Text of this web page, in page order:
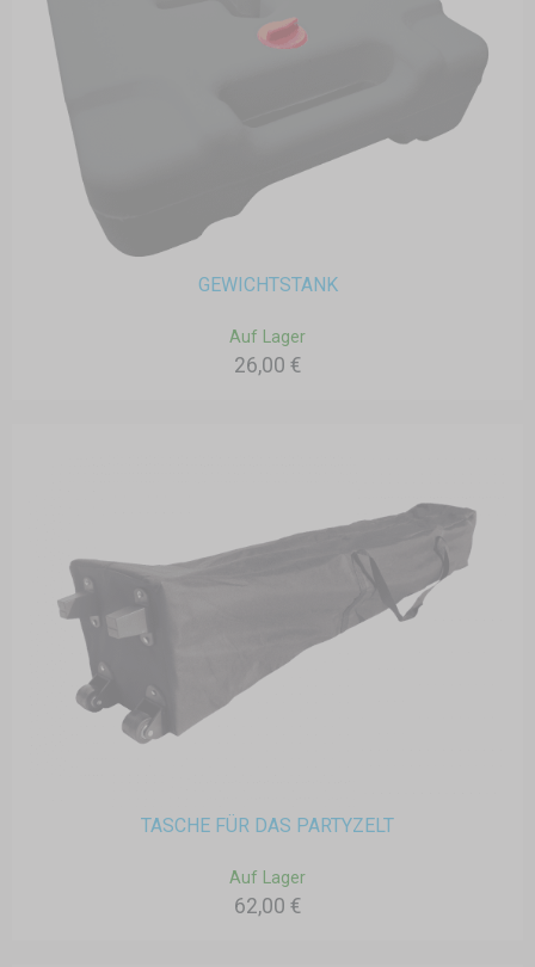
GEWICHTSTANK
Auf Lager
26,00 €
TASCHE FÜR DAS PARTYZELT
Auf Lager
62,00 €